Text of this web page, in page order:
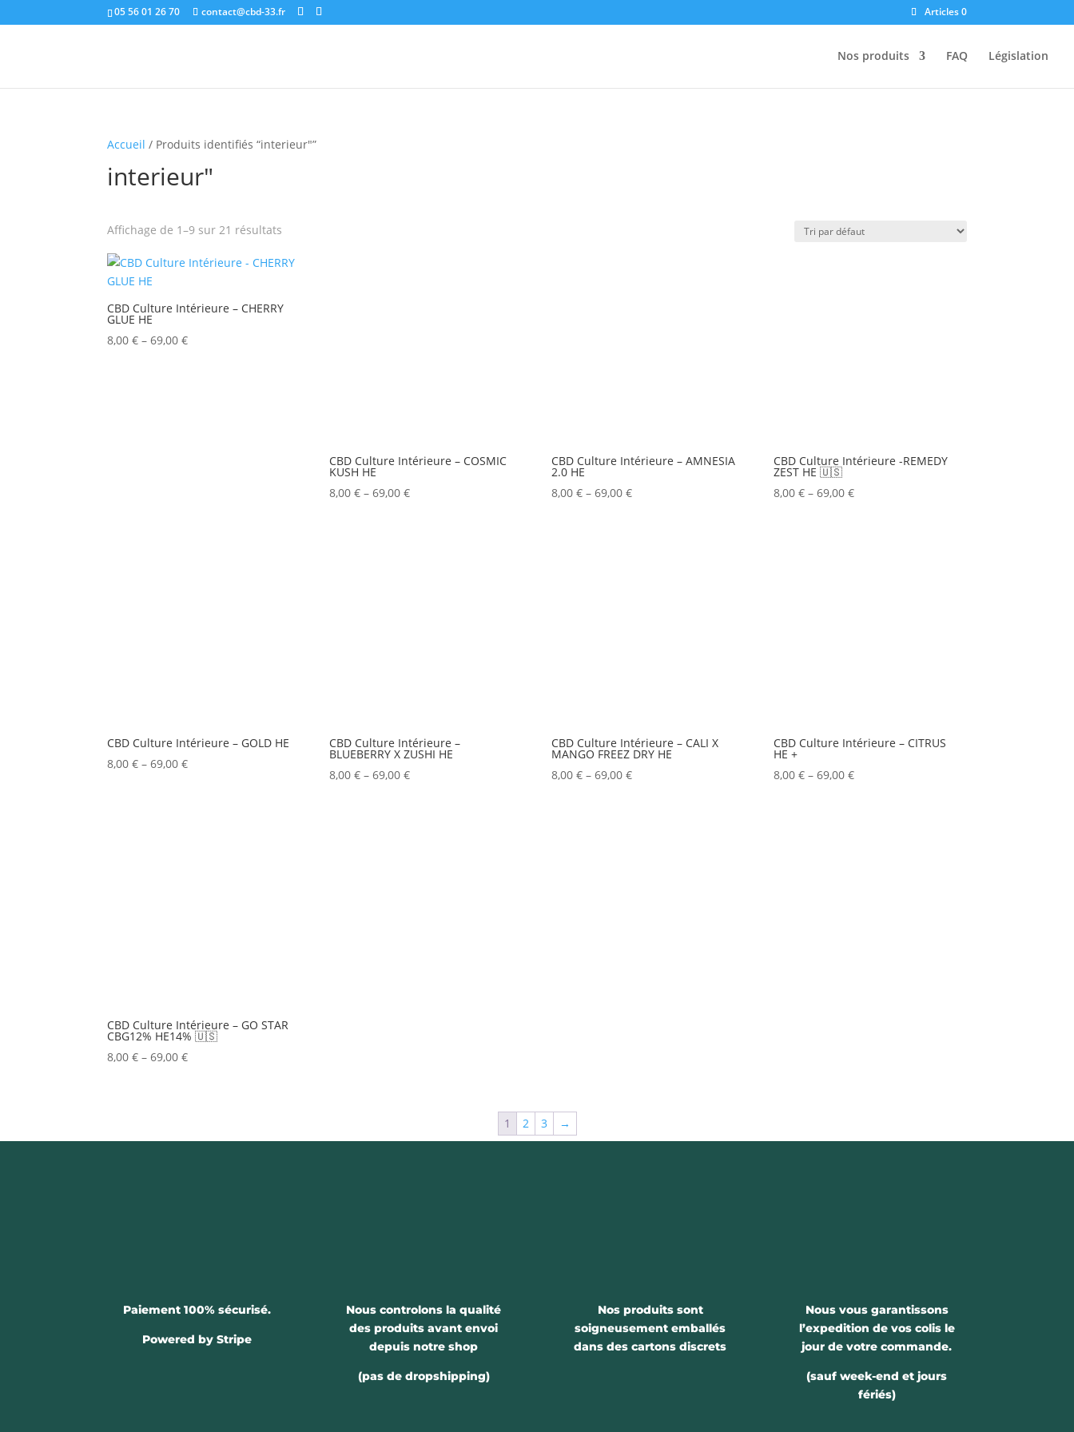
05 56 01 26 70 contact@cbd-33.fr Articles 0
Nos produits FAQ Législation
Accueil / Produits identifiés “interieur"”
interieur"
Affichage de 1–9 sur 21 résultats
CBD Culture Intérieure – CHERRY
GLUE HE
8,00€ –69,00€
CBD Culture Intérieure – COSMIC
KUSH HE
8,00€ –69,00€
CBD Culture Intérieure – AMNESIA
2.0 HE
8,00€ –69,00€
CBD Culture Intérieure -REMEDY
ZEST HE 🇺🇸
8,00€ –69,00€
CBD Culture Intérieure – GOLD HE
8,00€ –69,00€
CBD Culture Intérieure –
BLUEBERRY X ZUSHI HE
8,00€ –69,00€
CBD Culture Intérieure – CALI X
MANGO FREEZ DRY HE
8,00€ –69,00€
CBD Culture Intérieure – CITRUS
HE +
8,00€ –69,00€
CBD Culture Intérieure – GO STAR
CBG12% HE14% 🇺🇸
8,00€ –69,00€
1 2 3 →
Paiement 100% sécurisé.
Powered by Stripe
Nous controlons la qualité
des produits avant envoi
depuis notre shop
(pas de dropshipping)
Nos produits sont
soigneusement emballés
dans des cartons discrets
Nous vous garantissons
l’expedition de vos colis le
jour de votre commande.
(sauf week-end et jours
fériés)